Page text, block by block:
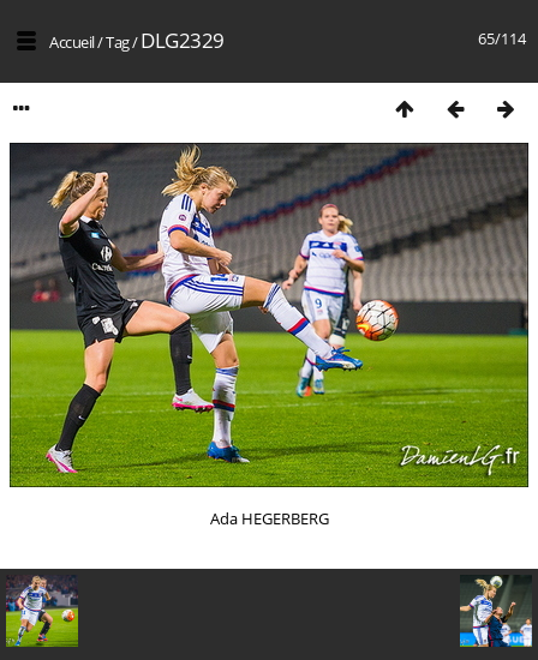
65/114
Accueil/Tag/DLG2329
Ada HEGERBERG